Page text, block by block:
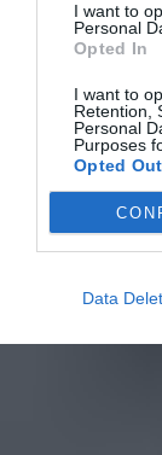
I want to
Personal
Opted In
I want to
Retention,
Personal
Purposes
Opted Out
Data